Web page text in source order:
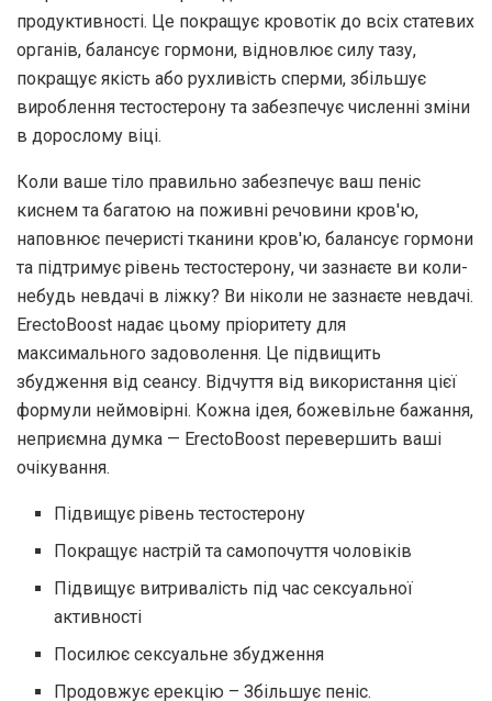
продуктивності. Це покращує кровотік до всіх статевих
органів, балансує гормони, відновлює силу тазу,
покращує якість або рухливість сперми, збільшує
вироблення тестостерону та забезпечує численні зміни
в дорослому віці.
Коли ваше тіло правильно забезпечує ваш пеніс
киснем та багатою на поживні речовини кров'ю,
наповнює печеристі тканини кров'ю, балансує гормони
та підтримує рівень тестостерону, чи зазнаєте ви коли-
небудь невдачі в ліжку? Ви ніколи не зазнаєте невдачі.
ErectoBoost надає цьому пріоритету для
максимального задоволення. Це підвищить
збудження від сеансу. Відчуття від використання цієї
формули неймовірні. Кожна ідея, божевільне бажання,
неприємна думка — ErectoBoost перевершить ваші
очікування.
Підвищує рівень тестостерону
Покращує настрій та самопочуття чоловіків
Підвищує витривалість під час сексуальної
активності
Посилює сексуальне збудження
Продовжує ерекцію – Збільшує пеніс.